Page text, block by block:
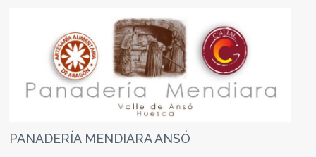
PANADERÍA MENDIARA ANSÓ